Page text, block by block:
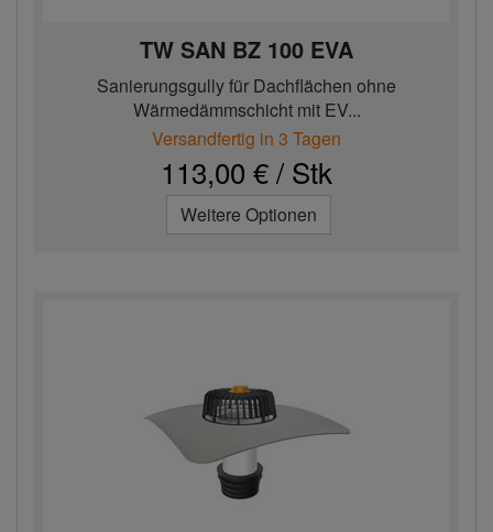
TW SAN BZ 100 EVA
Sanierungsgully für Dachflächen ohne
Wärmedämmschicht mit EV...
Versandfertig in 3 Tagen
113,00 € / Stk
Weitere Optionen